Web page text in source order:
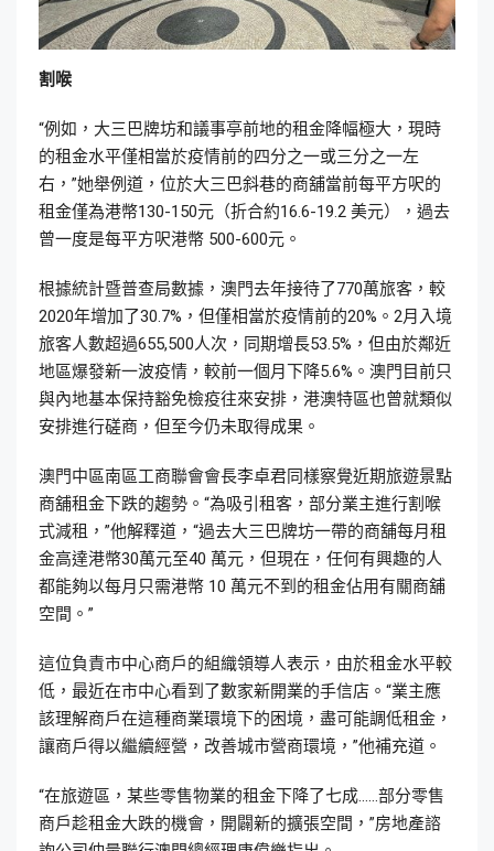
割喉
“例如，大三巴牌坊和議事亭前地的租金降幅極大，現時
的租金水平僅相當於疫情前的四分之一或三分之一左
右，”她舉例道，位於大三巴斜巷的商舖當前每平方呎的
租金僅為港幣130-150元（折合約16.6-19.2 美元），過去
曾一度是每平方呎港幣 500-600元。
根據統計暨普查局數據，澳門去年接待了770萬旅客，較
2020年增加了30.7%，但僅相當於疫情前的20%。2月入境
旅客人數超過655,500人次，同期增長53.5%，但由於鄰近
地區爆發新一波疫情，較前一個月下降5.6%。澳門目前只
與內地基本保持豁免檢疫往來安排，港澳特區也曾就類似
安排進行磋商，但至今仍未取得成果。
澳門中區南區工商聯會會長李卓君同樣察覺近期旅遊景點
商舖租金下跌的趨勢。“為吸引租客，部分業主進行割喉
式減租，”他解釋道，“過去大三巴牌坊一帶的商舖每月租
金高達港幣30萬元至40 萬元，但現在，任何有興趣的人
都能夠以每月只需港幣 10 萬元不到的租金佔用有關商舖
空間。”
這位負責市中心商戶的組織領導人表示，由於租金水平較
低，最近在市中心看到了數家新開業的手信店。“業主應
該理解商戶在這種商業環境下的困境，盡可能調低租金，
讓商戶得以繼續經營，改善城市營商環境，”他補充道。
“在旅遊區，某些零售物業的租金下降了七成……部分零售
商戶趁租金大跌的機會，開闢新的擴張空間，”房地產諮